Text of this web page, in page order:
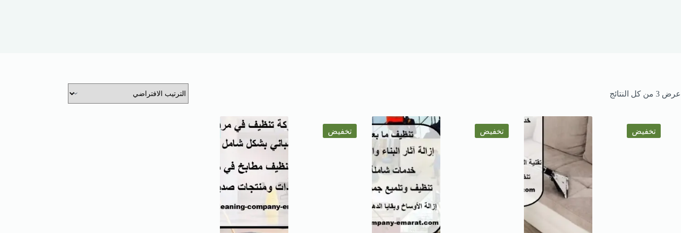
عرض ⁦3⁩ من كل النتائج
تخفيض تخفيض تخفيض